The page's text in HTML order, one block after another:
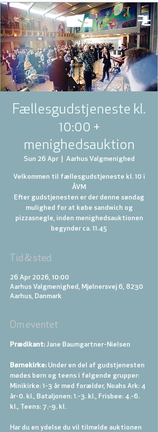
Fællesgudstjeneste kl.
10:00 +
menighedsauktion
Sun 26 Apr
  |
Aarhus Valgmenighed
Velkommen til fællesgudstjeneste kl. 10 i
ÅVM
Efter gudstjenesten er der denne søndag
mulighed for at købe sandwich og
pizzasnegle, inden menighedsauktionen
begynder ca. 11.45
Tid & sted
26 Apr 2026, 10:00
Aarhus Valgmenighed, Mjølnersvej 6, 8230
Aarhus, Danmark
Om eventet
Prædikant: Jane Baumgartner-Nielsen
Børnekirke: Under en del af gudstjenesten
mødes børn og teens i følgende grupper:
Minikirke: 1-3 år med forælder, Noahs Ark: 4
år-0. kl., Bataljonen: 1.-3. kl., Frisbee: 4.-6.
kl., Teens: 7.-9. kl.
Har du en ydelse du vil tilmelde auktionen